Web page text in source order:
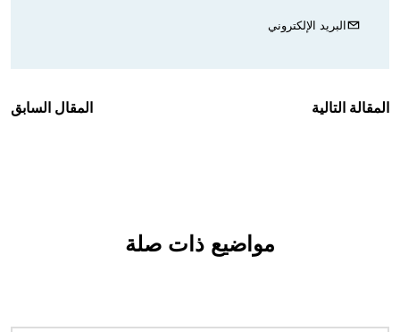
البريد الإلكتروني
المقالة التالية المقال السابق
مواضيع ذات صلة